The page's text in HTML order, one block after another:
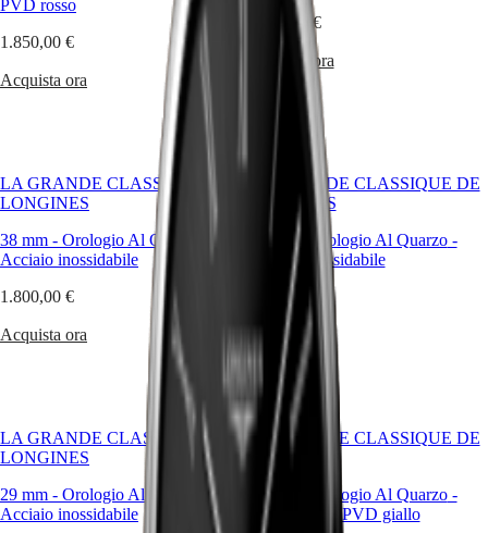
Elegance
DOLCEVITA
LONGINES
DOLCEVITA
LONGINES
PRIMALUNA
FLAGSHIP
CLASSIC
EVIDENZA
RECORD
ELEGANT
COLLECTION
GRANDE
CLASSIQUE
LONGINES
LEGEND
ULTRA-
CHRON
政
Malaysia
台
ไทย
Österreich
(Fr )
(Nl)
Greece
(En)
( El)
Italia
PVD rosso
1.850,00 €
Acquista ora
1.800,00 €
Acquista ora
LA GRANDE CLASSIQUE DE
LONGINES
38 mm - Orologio Al Quarzo
Acciaio inossidabile
1.800,00 €
Acquista ora
LA GRANDE CLASSIQUE DE
LONGINES
29 mm- Orologio Al Quarzo-
Acciaio inossidabile
1.800,00 €
Acquista ora
LA GRANDE CLASSIQUE DE
LONGINES
29 mm - Orologio Al Quarzo
-
Acciaio inossidabile
LA GRANDE CLASSIQUE DE
LONGINES
29 mm
Orologio Al Quarzo-
Rivestimento PVD giallo